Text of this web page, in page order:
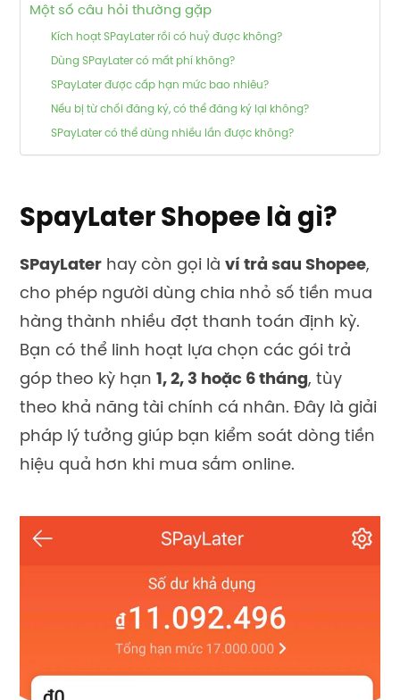
Một số câu hỏi thường gặp
Kích hoạt SPayLater rồi có huỷ được không?
Dùng SPayLater có mất phí không?
SPayLater được cấp hạn mức bao nhiêu?
Nếu bị từ chối đăng ký, có thể đăng ký lại không?
SPayLater có thể dùng nhiều lần được không?
SpayLater Shopee là gì?
SPayLater hay còn gọi là ví trả sau Shopee,
cho phép người dùng chia nhỏ số tiền mua
hàng thành nhiều đợt thanh toán định kỳ.
Bạn có thể linh hoạt lựa chọn các gói trả
góp theo kỳ hạn 1, 2, 3 hoặc 6 tháng, tùy
theo khả năng tài chính cá nhân. Đây là giải
pháp lý tưởng giúp bạn kiểm soát dòng tiền
hiệu quả hơn khi mua sắm online.